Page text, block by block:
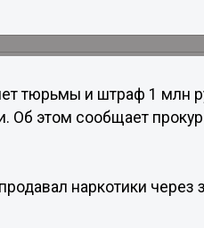
тюрьмы и штраф 1 млн
Об этом сообщает
наркотики через